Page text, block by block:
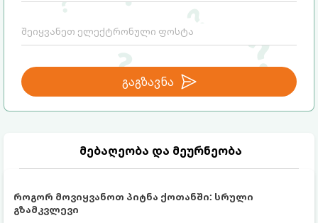
გაგზავნა
მებაღეობა და მეურნეობა
როგორ მოვიყვანოთ პიტნა ქოთანში: სრული
გზამკვლევი